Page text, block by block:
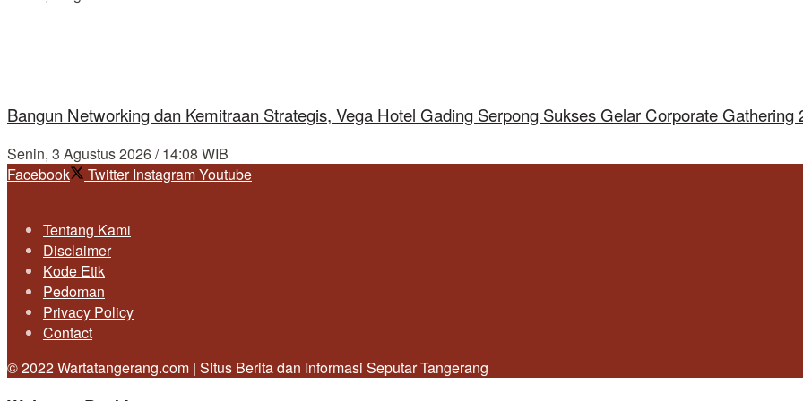
Bangun Networking dan Kemitraan Strategis, Vega Hotel Gading Serpong Sukses Gelar Corporate Gathering
Senin, 3 Agustus 2026 / 14:08 WIB
Facebook
Twitter InstagramYoutube
Tentang Kami
Disclaimer
Kode Etik
Pedoman
Privacy Policy
Contact
© 2022 Wartatangerang.com | Situs Berita dan Informasi Seputar Tangerang